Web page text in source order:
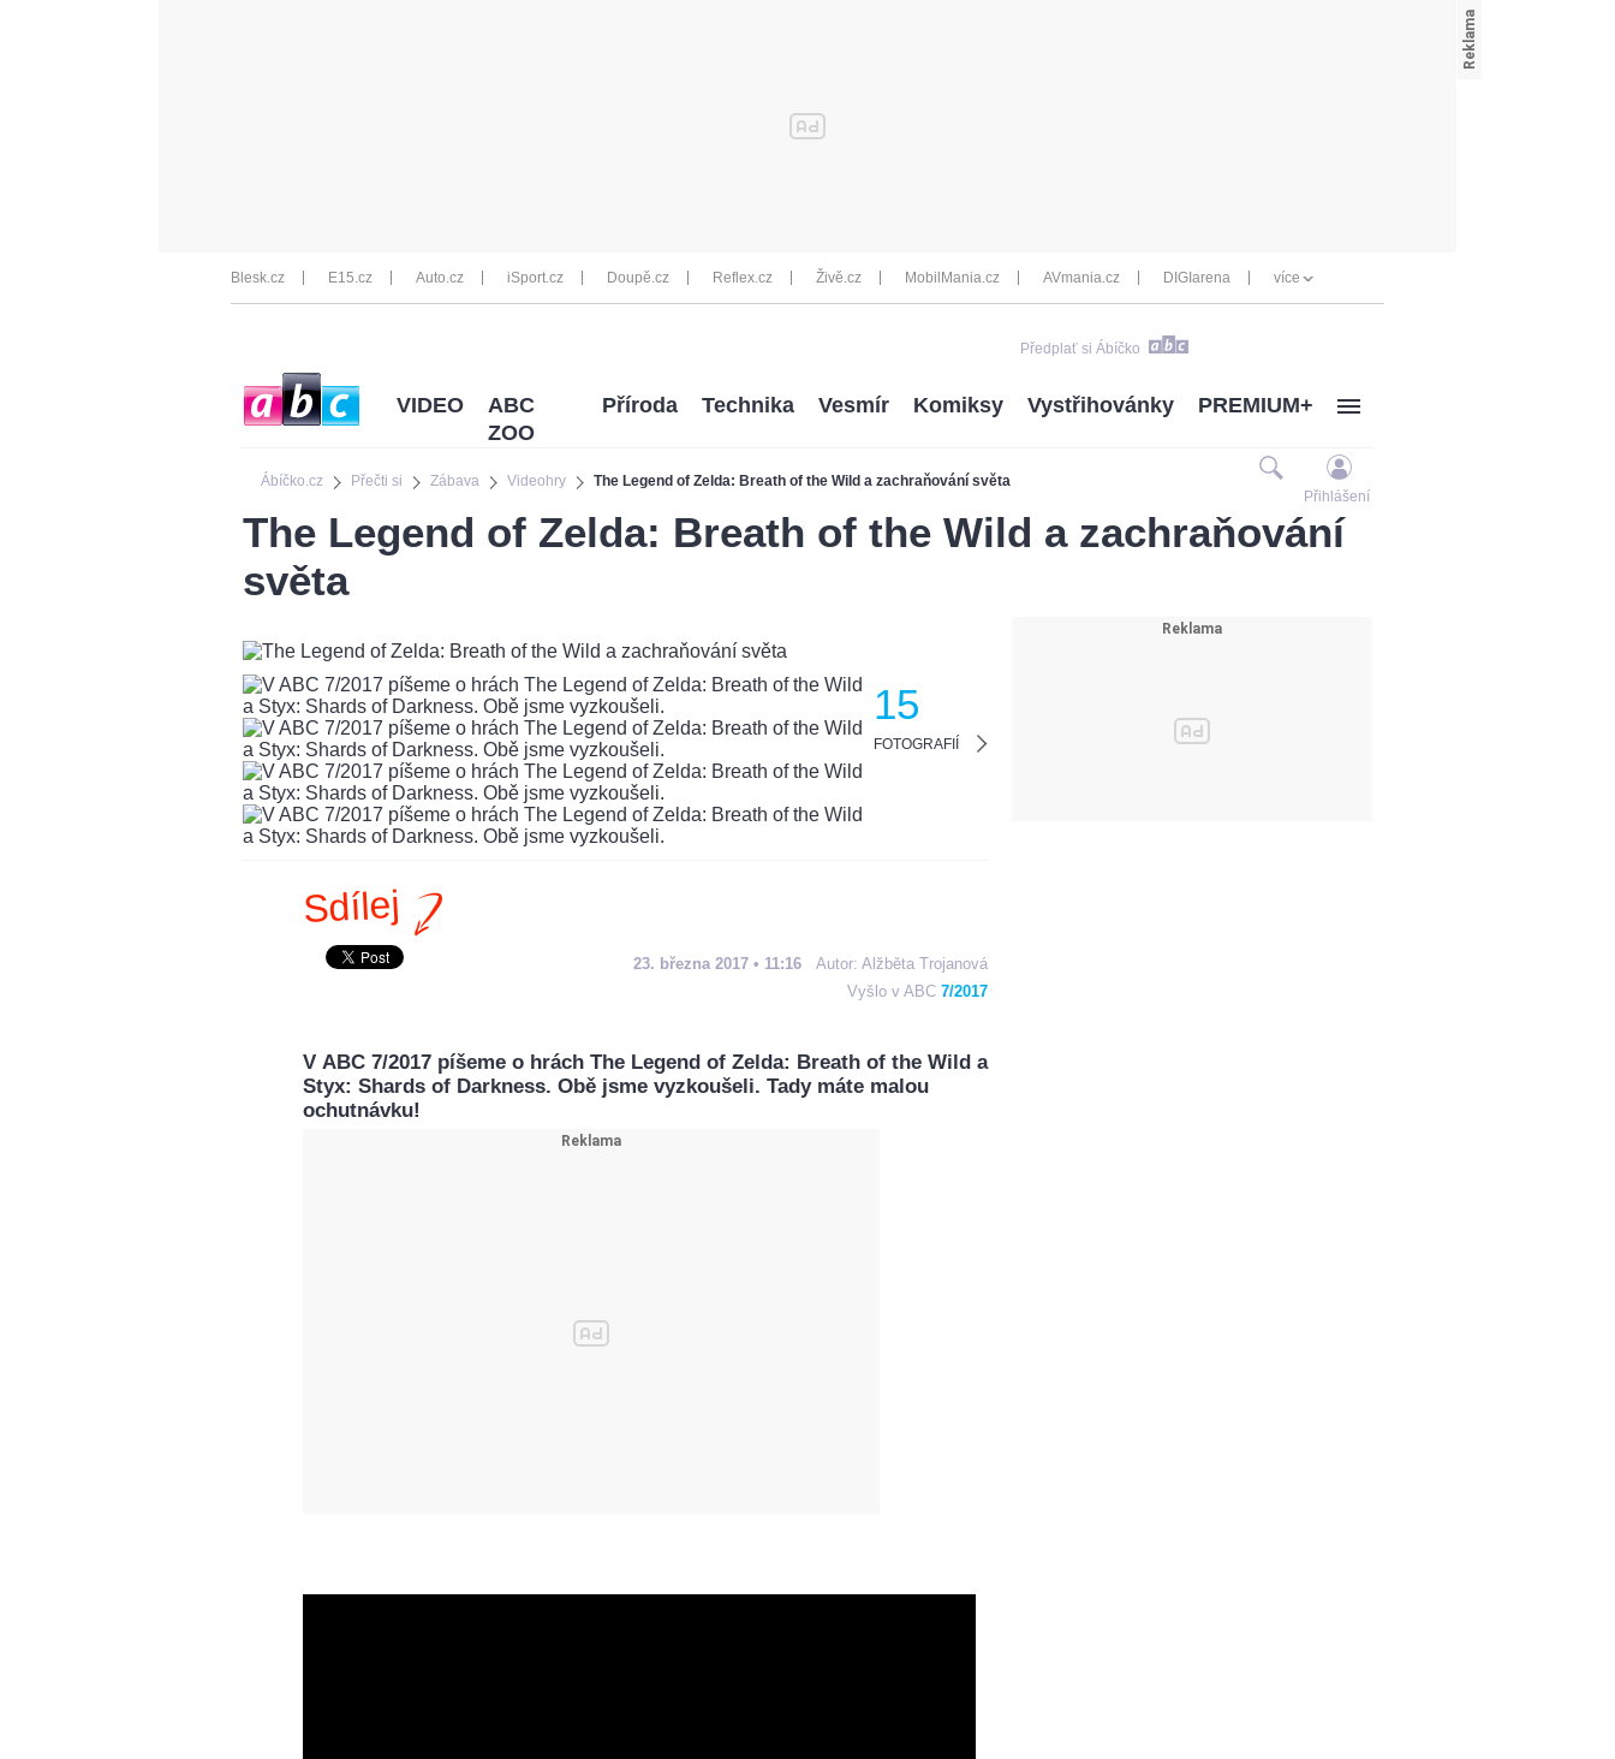
Blesk.cz E15.cz Auto.cz iSport.cz Doupě.cz Reflex.cz Živě.cz MobilMania.cz AVmania.cz DIGIarena více
Předplať si Ábíčko
Ábíčko.cz Přečti si Zábava Videohry The Legend of Zelda: Breath of the Wild a zachraňování světa
VIDEO
ABC
ZOO
Příroda Technika Vesmír Komiksy Vystřihovánky PREMIUM+
Přihlášení
The Legend of Zelda: Breath of the Wild a zachraňování
světa
15
FOTOGRAFIÍ
Sdílej
23. března 2017 • 11:16 Autor: Alžběta Trojanová
Vyšlo v ABC 7/2017
V ABC 7/2017 píšeme o hrách The Legend of Zelda: Breath of the Wild a
Styx: Shards of Darkness. Obě jsme vyzkoušeli. Tady máte malou
ochutnávku!